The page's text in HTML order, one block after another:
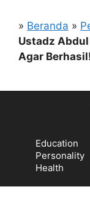
» Beranda »
Ustadz Abdul
Agar Berhasil!
Education
Personality
Health